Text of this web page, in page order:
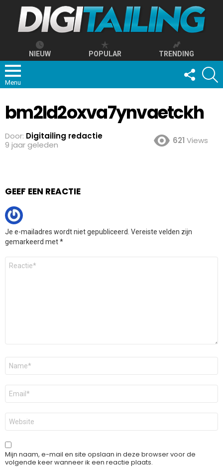
NIEUW POPULAR TRENDING
Menu
FOLLOW
US
bm2ld2oxva7ynvaetckh
Door: Digitailing redactie
9 jaar geleden
621 Views
GEEF EEN REACTIE
Je e-mailadres wordt niet gepubliceerd. Vereiste velden zijn
gemarkeerd met*
Reactie
Naam
E-
mail
*
Site
Mijn naam, e-mail en site opslaan in deze browser voor de
volgende keer wanneer ik een reactie plaats.